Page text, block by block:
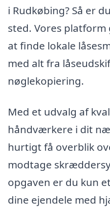
i Rudkøbing? Så er
sted. Vores
at finde lokale
med alt fra
nøglekopiering.
Med et udvalg af
håndværkere i dit
hurtigt få overblik
modtage
opgaven er du kun
dine ejendele med